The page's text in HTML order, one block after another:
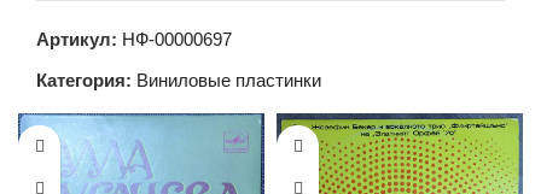
Артикул: НФ-00000697
Категория: Виниловые пластинки